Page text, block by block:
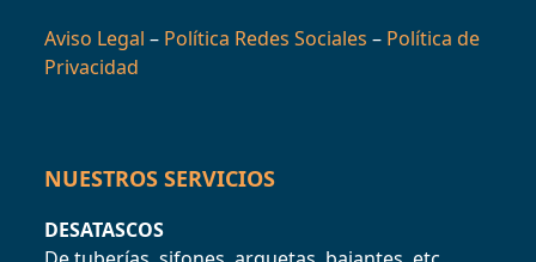
Aviso Legal– Política Redes Sociales – Política de
Privacidad
NUESTROS SERVICIOS
DESATASCOS